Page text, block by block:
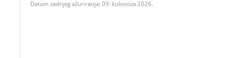
Datum zadnjeg ažuriranja: 09. kolovoza 2026.